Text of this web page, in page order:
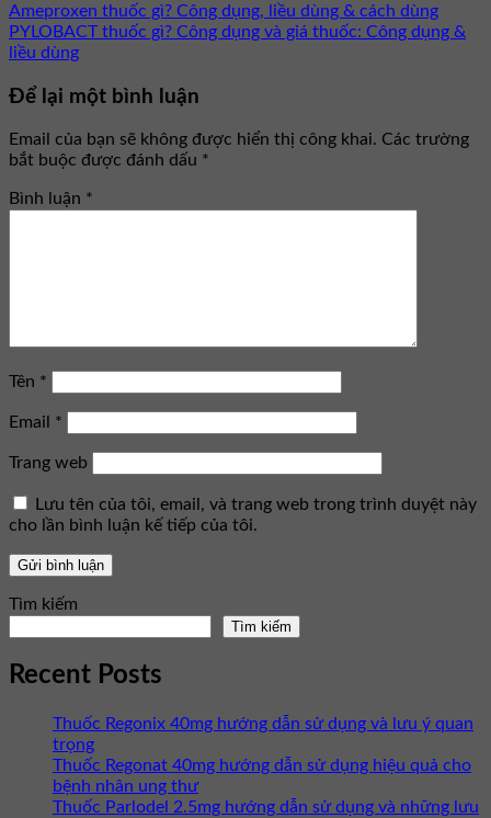
Ameproxen thuốc gì? Công dụng, liều dùng & cách dùng
PYLOBACT thuốc gì? Công dụng và giá thuốc: Công dụng &
liều dùng
Để lại một bình luận
Email của bạn sẽ không được hiển thị công khai. Các trường
bắt buộc được đánh dấu *
Bình luận *
Tên *
Email *
Trang web
Lưu tên của tôi, email, và trang web trong trình duyệt này
cho lần bình luận kế tiếp của tôi.
Tìm kiếm
Tìm kiếm
Recent Posts
Thuốc Regonix 40mg hướng dẫn sử dụng và lưu ý quan
trọng
Thuốc Regonat 40mg hướng dẫn sử dụng hiệu quả cho
bệnh nhân ung thư
Thuốc Parlodel 2.5mg hướng dẫn sử dụng và những lưu